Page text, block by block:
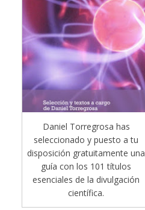
Daniel Torregrosa has
seleccionado y puesto a tu
disposición gratuitamente una
guía con los 101 títulos
esenciales de la divulgación
científica.